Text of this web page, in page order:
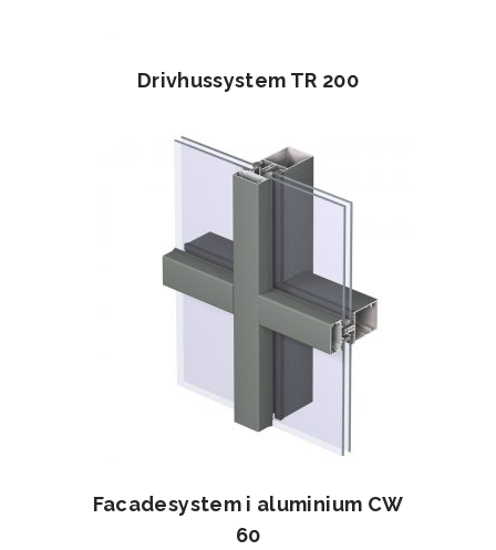
Drivhussystem TR 200
Facadesystem i aluminium CW
60